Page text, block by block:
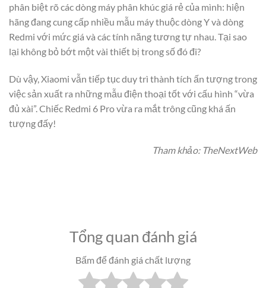
phân biệt rõ các dòng máy phân khúc giá rẻ của mình: hiện
hãng đang cung cấp nhiều mẫu máy thuộc dòng Y và dòng
Redmi với mức giá và các tính năng tương tự nhau. Tại sao
lại không bỏ bớt một vài thiết bị trong số đó đi?
Dù vậy, Xiaomi vẫn tiếp tục duy trì thành tích ấn tượng trong
việc sản xuất ra những mẫu điện thoại tốt với cấu hình “vừa
đủ xài”. Chiếc Redmi 6 Pro vừa ra mắt trông cũng khá ấn
tượng đấy!
Tham khảo: TheNextWeb
Tổng quan đánh giá
Bấm để đánh giá chất lượng